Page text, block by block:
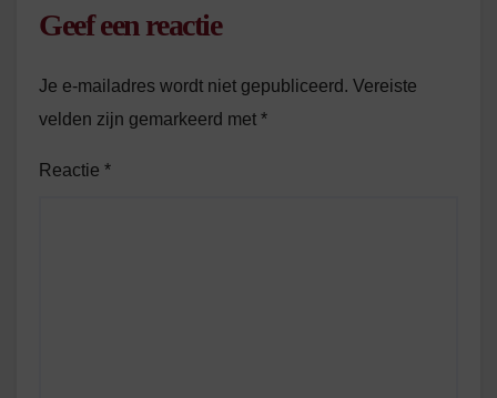
Geef een reactie
Je e-mailadres wordt niet gepubliceerd. Vereiste
velden zijn gemarkeerd met *
Reactie *